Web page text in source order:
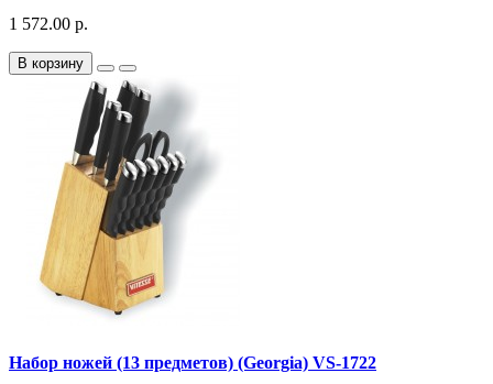
1 572.00 р.
В корзину
Набор ножей (13 предметов) (Georgia) VS-1722